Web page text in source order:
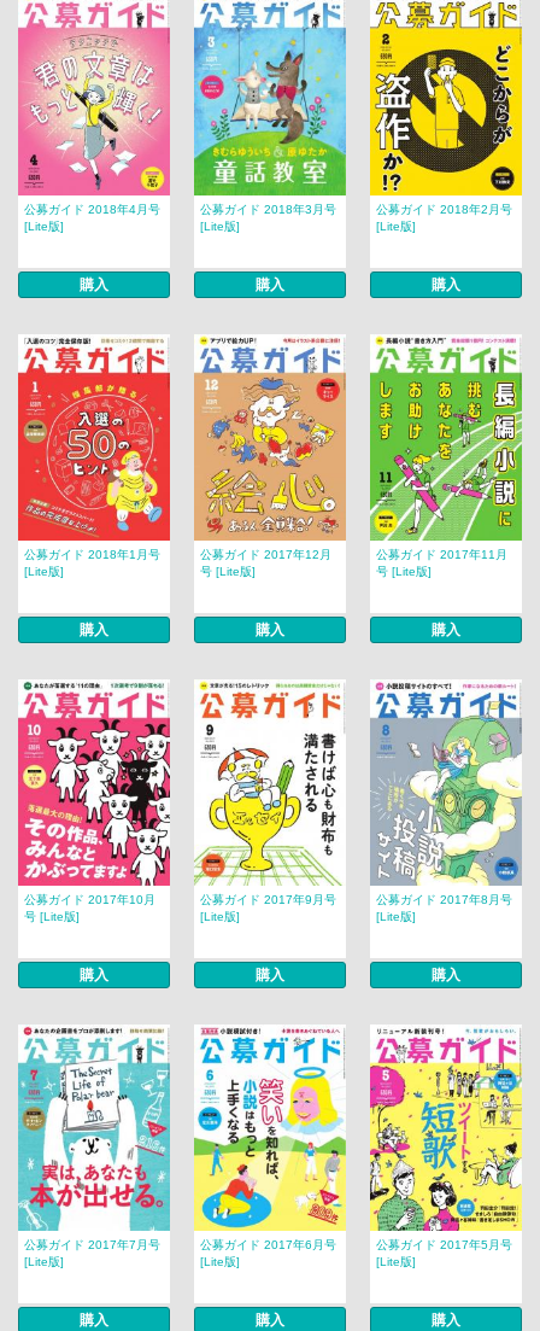
公募ガイド 2018年4月号
[Lite版]
購入
公募ガイド 2018年3月号
[Lite版]
購入
公募ガイド 2018年2月号
[Lite版]
購入
公募ガイド 2018年1月号
[Lite版]
購入
公募ガイド 2017年12月
号 [Lite版]
購入
公募ガイド 2017年11月
号 [Lite版]
購入
公募ガイド 2017年10月
号 [Lite版]
購入
公募ガイド 2017年9月号
[Lite版]
購入
公募ガイド 2017年8月号
[Lite版]
購入
公募ガイド 2017年7月号
[Lite版]
購入
公募ガイド 2017年6月号
[Lite版]
購入
公募ガイド 2017年5月号
[Lite版]
購入